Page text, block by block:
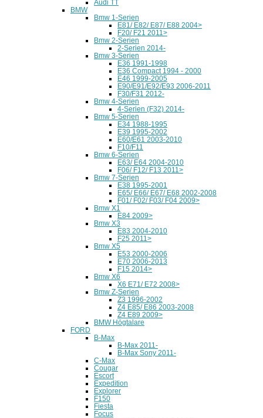
Audi TT
BMW
Bmw 1-Serien
E81/ E82/ E87/ E88 2004>
F20/ F21 2011>
Bmw 2-Serien
2-Serien 2014-
Bmw 3-Serien
E36 1991-1998
E36 Compact 1994 - 2000
E46 1999-2005
E90/E91/E92/E93 2006-2011
F30/F31 2012-
Bmw 4-Serien
4-Serien (F32) 2014-
Bmw 5-Serien
E34 1988-1995
E39 1995-2002
E60/E61 2003-2010
F10/F11
Bmw 6-Serien
E63/ E64 2004-2010
F06/ F12/ F13 2011>
Bmw 7-Serien
E38 1995-2001
E65/ E66/ E67/ E68 2002-2008
F01/ F02/ F03/ F04 2009>
Bmw X1
E84 2009>
Bmw X3
E83 2004-2010
F25 2011>
Bmw X5
E53 2000-2006
E70 2006-2013
F15 2014>
Bmw X6
X6 E71/ E72 2008>
Bmw Z-Serien
Z3 1996-2002
Z4 E85/ E86 2003-2008
Z4 E89 2009>
BMW Högtalare
FORD
B-Max
B-Max 2011-
B-Max Sony 2011-
C-Max
Cougar
Escort
Expedition
Explorer
F150
Fiesta
Focus